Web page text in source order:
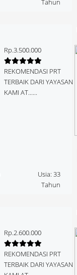
Rp.3.500.000
REKOMENDASI PRT
TERBAIK DARI YAYASAN
KAMI AT......
Usia: 33
Tahun
Rp.2.600.000
REKOMENDASI PRT
TERBAIK DARI YAYASAN